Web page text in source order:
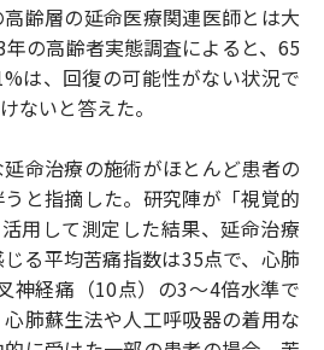
齢層の延命医療関連医師とは大
の高齢者実態調査によると、65
は、回復の可能性がない状況で
ないと答えた。
命治療の施術がほとんど患者の
と指摘した。研究陣が「視覚的
用して測定した結果、延命治療
る平均苦痛指数は35点で、心肺
神経痛（10点）の3～4倍水準で
肺蘇生法や人工呼吸器の着用な